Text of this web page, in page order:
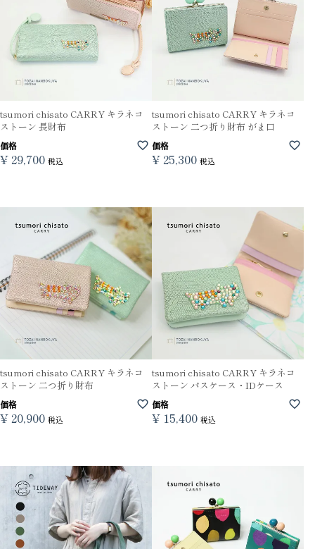
tsumori chisato CARRY キラネコ
ストーン 長財布
価格
¥29,700 税込
tsumori chisato CARRY キラネコ
ストーン 二つ折り財布 がま口
価格
¥25,300 税込
tsumori chisato CARRY キラネコ
ストーン 二つ折り財布
価格
¥20,900 税込
tsumori chisato CARRY キラネコ
ストーン パスケース・IDケース
価格
¥ 15,400 税込